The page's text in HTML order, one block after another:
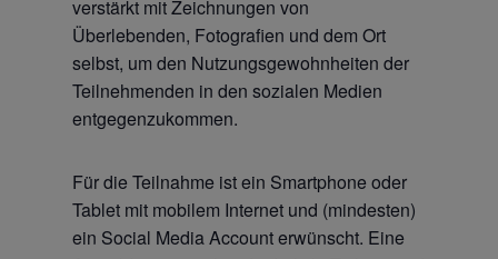
verstärkt mit Zeichnungen von
Überlebenden, Fotografien und dem Ort
selbst, um den Nutzungsgewohnheiten der
Teilnehmenden in den sozialen Medien
entgegenzukommen.
Für die Teilnahme ist ein Smartphone oder
Tablet mit mobilem Internet und (mindesten)
ein Social Media Account erwünscht. Eine